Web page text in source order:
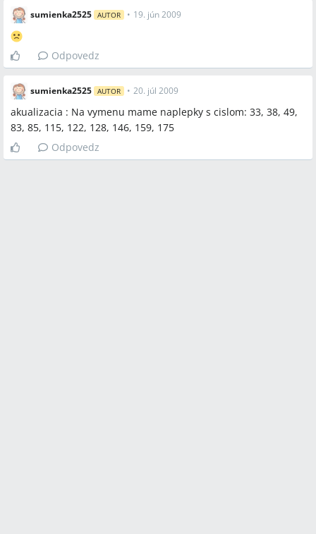
sumienka2525 AUTOR • 19. jún 2009
Odpovedz
sumienka2525 AUTOR • 20. júl 2009
akualizacia : Na vymenu mame naplepky s cislom: 33, 38, 49,
83, 85, 115, 122, 128, 146, 159, 175
Odpovedz